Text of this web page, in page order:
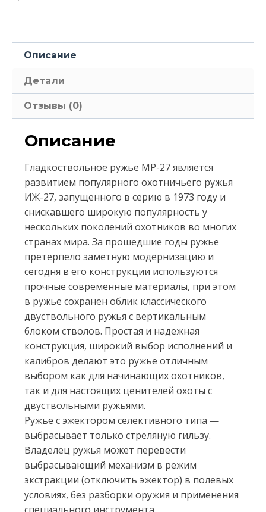
Описание
Детали
Отзывы (0)
Описание
Гладкоствольное ружье МР-27 является
развитием популярного охотничьего ружья
ИЖ-27, запущенного в серию в 1973 году и
снискавшего широкую популярность у
нескольких поколений охотников во многих
странах мира. За прошедшие годы ружье
претерпело заметную модернизацию и
сегодня в его конструкции используются
прочные современные материалы, при этом
в ружье сохранен облик классического
двуствольного ружья с вертикальным
блоком стволов. Простая и надежная
конструкция, широкий выбор исполнений и
калибров делают это ружье отличным
выбором как для начинающих охотников,
так и для настоящих ценителей охоты с
двуствольными ружьями.
Ружье с эжектором селективного типа —
выбрасывает только стреляную гильзу.
Владелец ружья может перевести
выбрасывающий механизм в режим
экстракции (отключить эжектор) в полевых
условиях, без разборки оружия и применения